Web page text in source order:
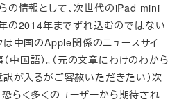
の情報として、次世代のiPad mini
の2014年までずれ込むのではない
は中国のApple関係のニュースサイ
中国語）。（元の文章にわけのわから
訳が入るがご容赦いただきたい）次
らく多くのユーザーから期待され